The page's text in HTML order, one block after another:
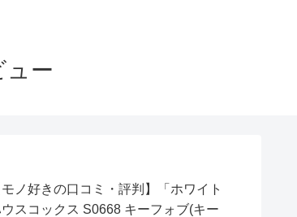
ュー
モノ好きの口コミ・評判】「ホワイト
スコックス S0668 キーフォブ(キー